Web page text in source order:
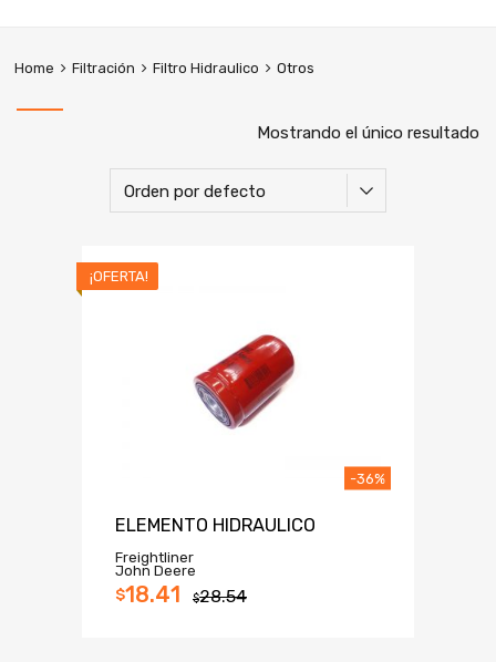
Home Filtración Filtro Hidraulico Otros
Mostrando el único resultado
¡OFERTA!
ELEMENTO HIDRAULICO
Freightliner
John Deere
$28.54
$18.41
-36%